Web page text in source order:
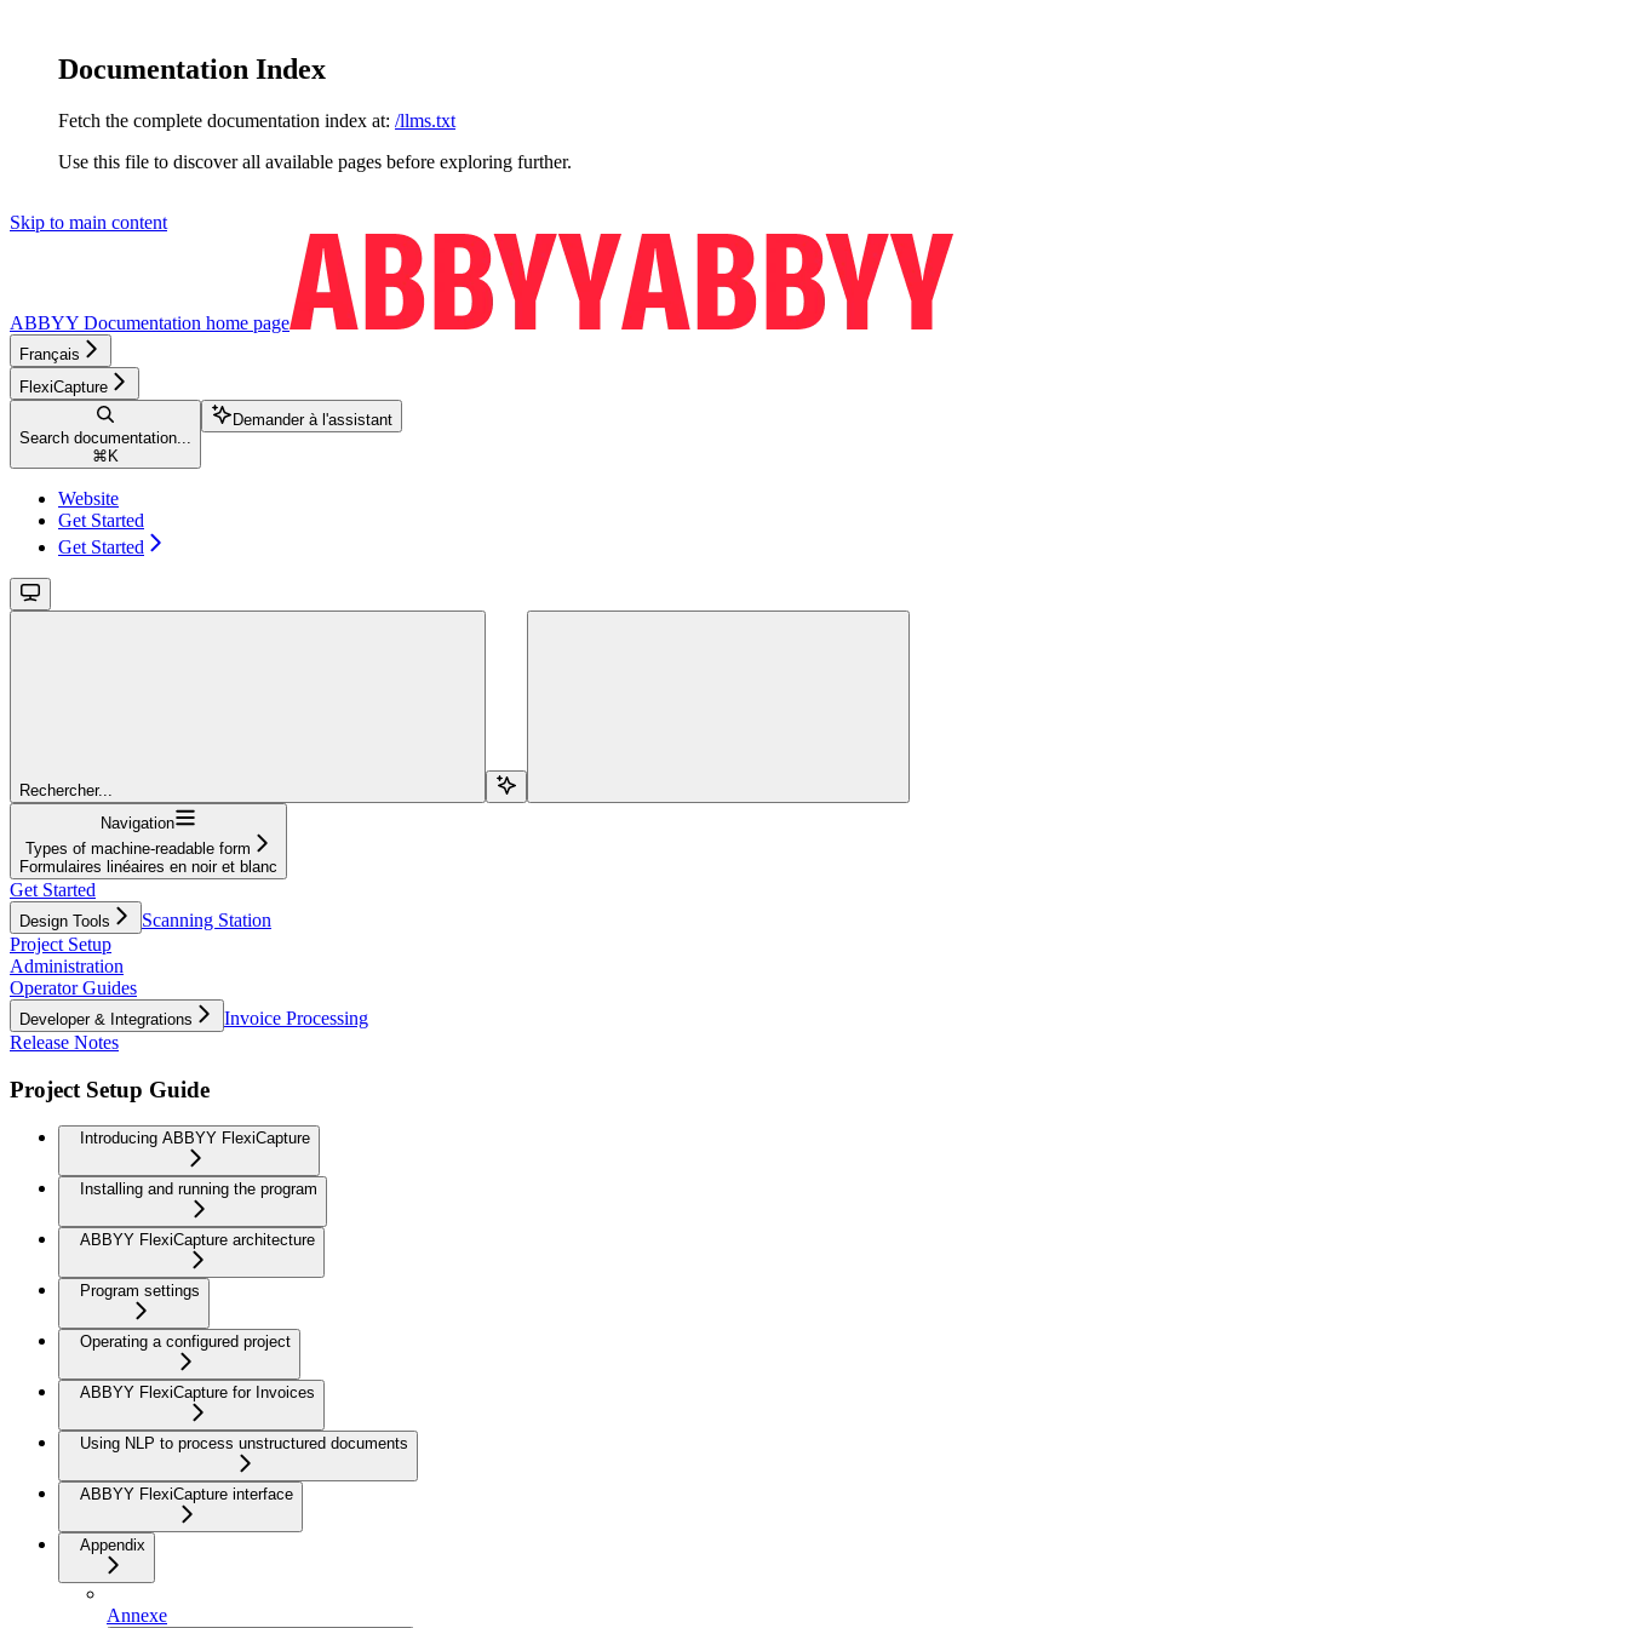
Documentation Index
Fetch the complete documentation index at: /llms.txt
Use this file to discover all available pages before exploring further.
Skip to main content
ABBYY Documentation home page
Français
FlexiCapture
Search documentation...
⌘ K
Demander à l'assistant
Website
Get Started
Get Started
Rechercher...
Navigation
Types of machine-readable form
Formulaires linéaires en noir et blanc
Get Started
Design Tools
Scanning Station
Project Setup
Administration
Operator Guides
Developer & Integrations
Invoice Processing
Release Notes
Project Setup Guide
Introducing ABBYY FlexiCapture
Installing and running the program
ABBYY FlexiCapture architecture
Program settings
Operating a configured project
ABBYY FlexiCapture for Invoices
Using NLP to process unstructured documents
ABBYY FlexiCapture interface
Appendix
Annexe